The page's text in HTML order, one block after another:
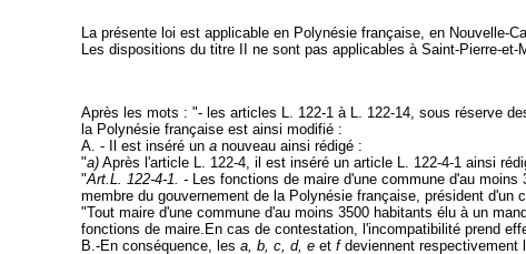
La présente loi est applicable en Polynésie française, en Nouvelle-
Les dispositions du titre II ne sont pas applicables à Saint-Pierre-et-
Après les mots : "- les articles L. 122-1 à L. 122-14, sous réserve
la Polynésie française est ainsi modifié :
A. - Il est inséré un anouveau ainsi rédigé :
"a)Après l'article L. 122-4, il est inséré un article L. 122-4-1 ainsi
"Art.L. 122-4-1. -
Les fonctions de maire d'une commune d'au
membre du gouvernement de la Polynésie française, président d'un
"Tout maire d'une commune d'au moins 3500 habitants élu à un
fonctions de maire.En cas de contestation, l'incompatibilité prend
B.-En conséquence, les a, b, c, d, e et f deviennent respectivement